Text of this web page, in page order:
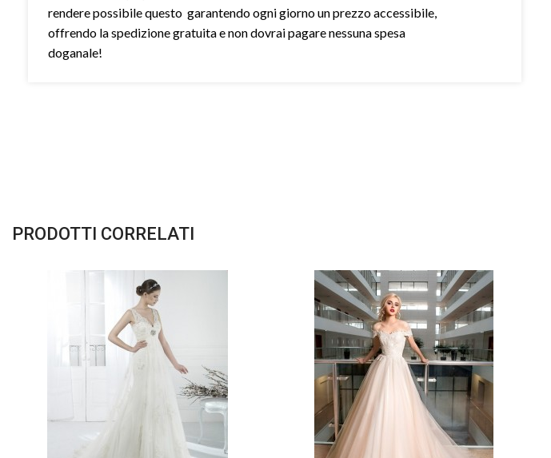
rendere possibile questo garantendo ogni giorno un prezzo accessibile,
offrendo la spedizione gratuita e non dovrai pagare nessuna spesa
doganale!
PRODOTTI CORRELATI